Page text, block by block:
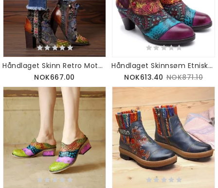
Håndlaget Skinn Retro Mote Etniske Støvler For Kvinner 36-42
NOK667.00
Håndlaget Skinnsøm Etniske Damestøvler 36-42
NOK613.40 NOK871.10